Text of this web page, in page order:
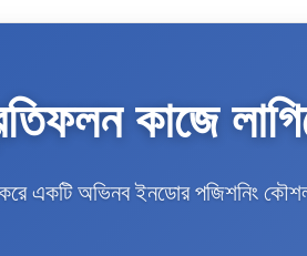
কাজে
একটি অভিনব ইনডোর পজিশনিং কৌশল